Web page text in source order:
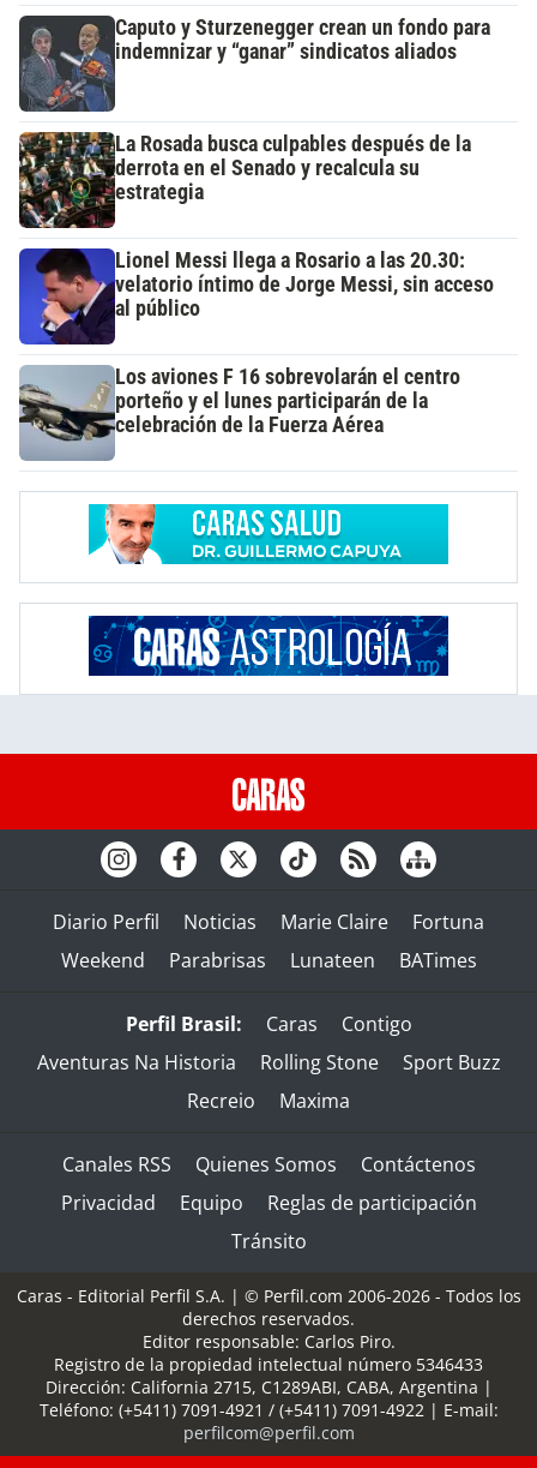
Caputo y Sturzenegger crean un fondo para
indemnizar y “ganar” sindicatos aliados
La Rosada busca culpables después de la
derrota en el Senado y recalcula su
estrategia
Lionel Messi llega a Rosario a las 20.30:
velatorio íntimo de Jorge Messi, sin acceso
al público
Los aviones F 16 sobrevolarán el centro
porteño y el lunes participarán de la
celebración de la Fuerza Aérea
Diario Perfil Noticias Marie Claire
Fortuna
Weekend
Parabrisas Lunateen BATimes
Perfil Brasil: Caras
Contigo
Aventuras Na Historia
Rolling Stone
Sport Buzz
Recreio
Maxima
Canales RSS Quienes Somos
Contáctenos
Privacidad
Equipo
Reglas de participación
Tránsito
Caras - Editorial Perfil S.A. | © Perfil.com 2006-2026 - Todos los
derechos reservados.
Editor responsable: Carlos Piro.
Registro de la propiedad intelectual número 5346433
Dirección: California 2715, C1289ABI, CABA, Argentina |
Teléfono: (+5411) 7091-4921 / (+5411) 7091-4922 | E-mail:
perfilcom@perfil.com